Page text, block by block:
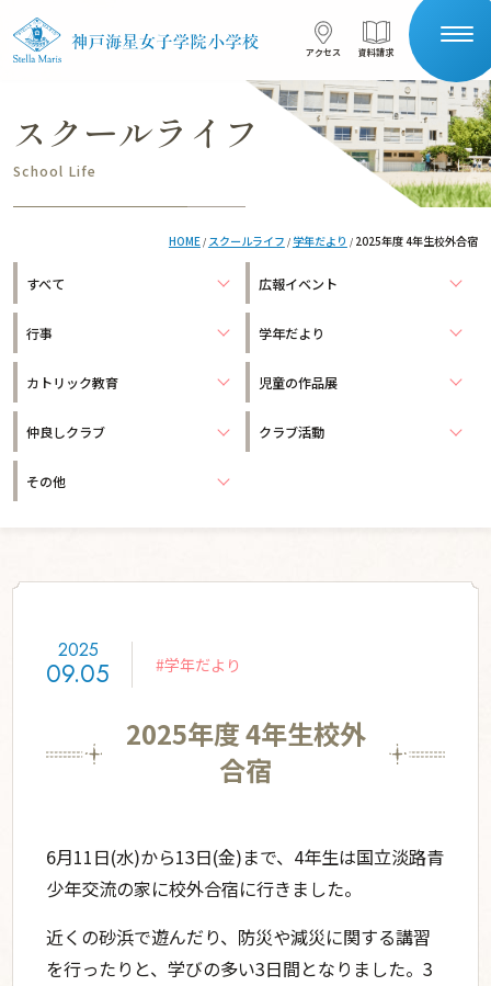
コンテンツへスキップ アクセス 資料請求
アクセス 資料請求
サイト内検索
HOME
学校案内
一貫教育
教育の特色
星の子の一日
年間行事
部活・委員会活動
入学案内
学校説明会・公開行事
スクールライフ
交通アクセス 利用規約・免責事項
English 採用情報
スクールライフ
School Life
HOME/ スクールライフ / 学年だより / 2025年度 4年生校外合宿
すべて 広報イベント
行事 学年だより
カトリック教育 児童の作品展
仲良しクラブ クラブ活動
その他
2025年度 4年生校外
合宿
2025
09.05 #学年だより
6月11日(水)から13日(金)まで、4年生は国立淡路青
少年交流の家に校外合宿に行きました。
近くの砂浜で遊んだり、防災や減災に関する講習
を行ったりと、学びの多い3日間となりました。3